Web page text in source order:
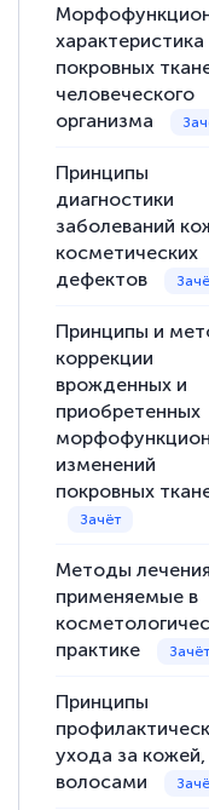
количество
пособий и
прохождения
аттестации,
характеристика
покровных
человеческого
организма
Принципы
диагностики
заболеваний
косметических
дефектов
Принципы и
коррекции
врожденных и
приобретенных
изменений
покровных
Методы
применяемые в
практике
Принципы
ухода за кожей,
волосами